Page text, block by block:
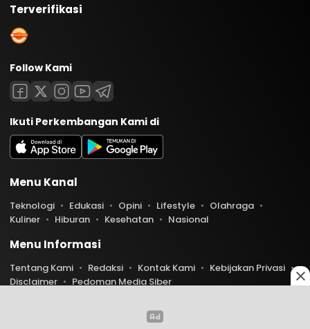
Terverifikasi
Follow Kami
Ikuti Perkembangan Kami di
Menu Kanal
Teknologi Edukasi Opini Lifestyle
Olahraga
Kuliner
Hiburan Kesehatan Nasional
Menu Informasi
Tentang Kami Redaksi Kontak Kami
Kebijakan Privasi
Disclaimer
Pedoman Media Siber